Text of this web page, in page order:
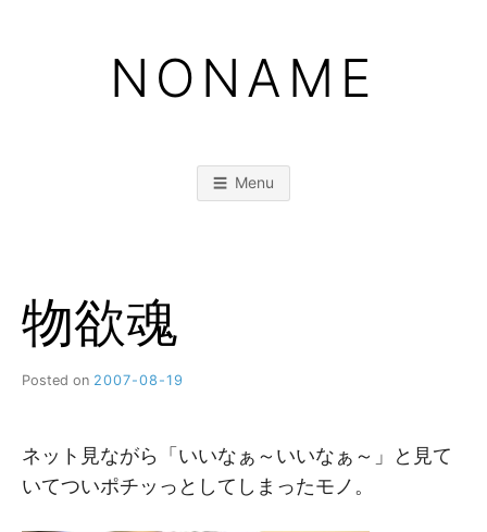
NONAME
Menu
物欲魂
Posted on 2007-08-19
ネット見ながら「いいなぁ～いいなぁ～」と見て
いてついポチッっとしてしまったモノ。